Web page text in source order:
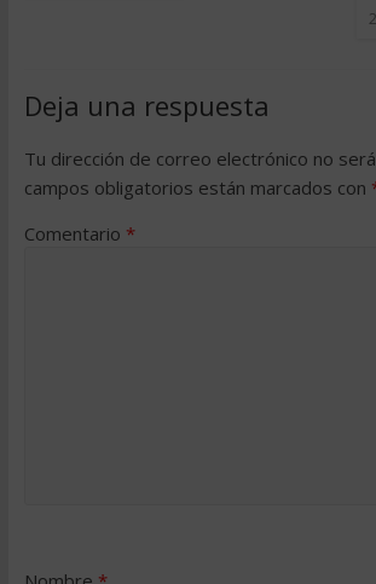
Deja una respuesta
Tu dirección de correo electrónico no
campos obligatorios están marcados con
Comentario *